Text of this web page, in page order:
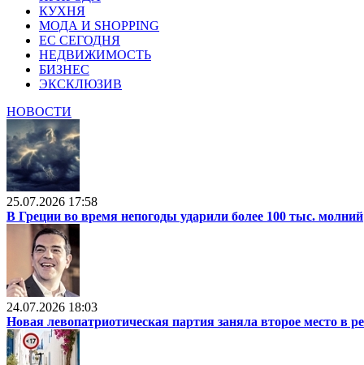
КУХНЯ
МОДА И SHOPPING
ЕС СЕГОДНЯ
НЕДВИЖИМОСТЬ
БИЗНЕС
ЭКСКЛЮЗИВ
НОВОСТИ
25.07.2026 17:58
В Греции во время непогоды ударили более 100 тыс. молний
24.07.2026 18:03
Новая левопатриотическая партия заняла второе место в